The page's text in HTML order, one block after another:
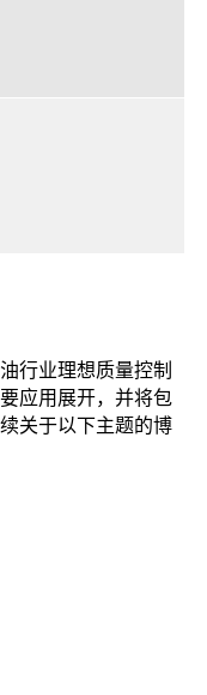
行业理想质量控制
应用展开，并将包
关于以下主题的博